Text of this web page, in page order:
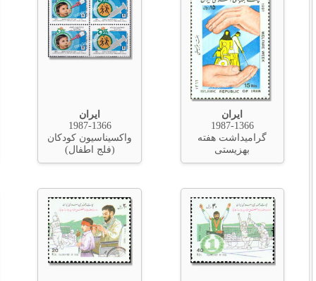
ایران
1987-1366
واکسیناسیون کودکان
(فلج اطفال)
ایران
1990-1368
روز جانبازان انقالب
اسلامی